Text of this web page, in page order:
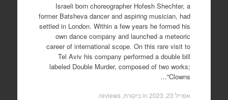
Israeli born choreographer Hofesh Shechter, a
former Batsheva dancer and aspiring musician, had
settled in London. Within a few years he formed his
own dance company and launched a meteoric
career of international scope. On this rare visit to
Tel Aviv his company performed a double bill
labeled Double Murder, composed of two works;
'Clowns'…
אפריל 23, 2023 in ביקורת, reviews